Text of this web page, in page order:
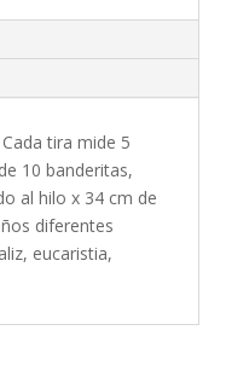
tira mide 5
10 banderitas,
al hilo x 34 cm de
diferentes
eucaristia,